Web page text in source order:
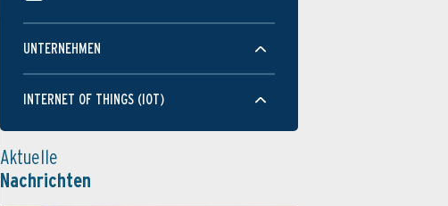
UNTERNEHMEN
INTERNET OF THINGS (IOT)
Aktuelle
Nachrichten